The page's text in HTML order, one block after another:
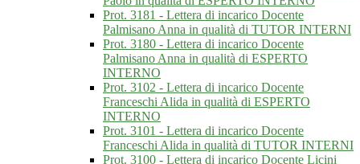
Prot. 3181 - Lettera di incarico Docente
Palmisano Anna in qualità di TUTOR INTERNI
Prot. 3180 - Lettera di incarico Docente
Palmisano Anna in qualità di ESPERTO
INTERNO
Prot. 3102 - Lettera di incarico Docente
Franceschi Alida in qualità di ESPERTO
INTERNO
Prot. 3101 - Lettera di incarico Docente
Franceschi Alida in qualità di TUTOR INTERNI
Prot. 3100 - Lettera di incarico Docente Licini